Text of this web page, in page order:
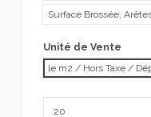
Surface Brossée,
Unité de Vente
le m2 / Hors Taxe /